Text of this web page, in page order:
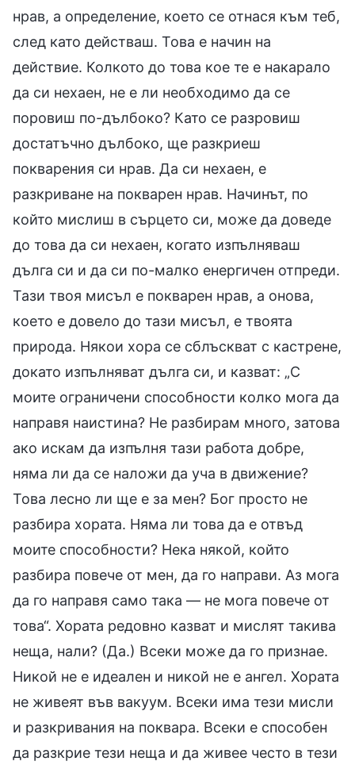
нрав, а определение, което се отнася към теб,
след като действаш. Това е начин на
действие. Колкото до това кое те е накарало
да си нехаен, не е ли необходимо да се
поровиш по-дълбоко? Като се разровиш
достатъчно дълбоко, ще разкриеш
покварения си нрав. Да си нехаен, е
разкриване на покварен нрав. Начинът, по
който мислиш в сърцето си, може да доведе
до това да си нехаен, когато изпълняваш
дълга си и да си по-малко енергичен отпреди.
Тази твоя мисъл е покварен нрав, а онова,
което е довело до тази мисъл, е твоята
природа. Някои хора се сблъскват с кастрене,
докато изпълняват дълга си, и казват: „С
моите ограничени способности колко мога да
направя наистина? Не разбирам много, затова
ако искам да изпълня тази работа добре,
няма ли да се наложи да уча в движение?
Това лесно ли ще е за мен? Бог просто не
разбира хората. Няма ли това да е отвъд
моите способности? Нека някой, който
разбира повече от мен, да го направи. Аз мога
да го направя само така — не мога повече от
това“. Хората редовно казват и мислят такива
неща, нали? (Да.) Всеки може да го признае.
Никой не е идеален и никой не е ангел. Хората
не живеят във вакуум. Всеки има тези мисли
и разкривания на поквара. Всеки е способен
да разкрие тези неща и да живее често в тези